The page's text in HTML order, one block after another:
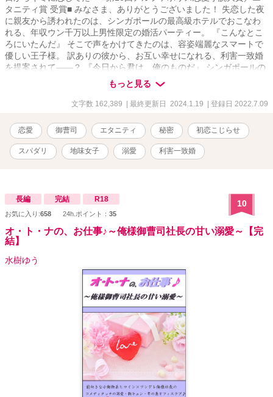
タニティ賞 受賞■ みなさま、ありがとうございました！ 失恋した夜
に親友から誘われたのは、シンガポールの最高級ホテルでおこなわ
れる、年収ウン千万以上男性限定の婚活パーティー。 『こんなとこ
ろにいたんだ』 そこで声をかけてきたのは、容姿端麗なスマートで
優しい王子様。 訳ありの彼から、お互い幸せになれる、利害一致婚
を提案されて――？ 『今日から君は、俺のものだ』 シンガポールの
甘く淫らな一夜から、全てははじまる.⁠｡⁠*⁠♡ だけど、はじまった毎夜
甘く求められる新婚生活で、彼に秘密があることを知って――。
え……？ 好きな人がいる……？ ――利害一致というのは、誰かの代
箇所は『✽』マークがついております。 ■2022/7月 エタニティラン
キング１位ありがとうございました🙏 ※掲載中の番外編「さえちゃ
んのおねがい」と「さえちゃんの初恋？」については、書籍化前に
書いたものです。書籍版との多少のズレがあるかと思いますが、ご
もっと見る
文字数 162,389 | 最終更新日 2024.1.19 | 登録日 2022.7.09
恋愛 御曹司 エタニティ 秘密 初恋こじらせ
スパダリ 地味女子 溺愛 利害一致婚
長編 完結 R18
お気に入り:658 24h.ポイント： 35
10
オ・ト・ナの、お仕事♪～俺様御曹司社長の甘い溺愛～【完
結】
水樹ゆう